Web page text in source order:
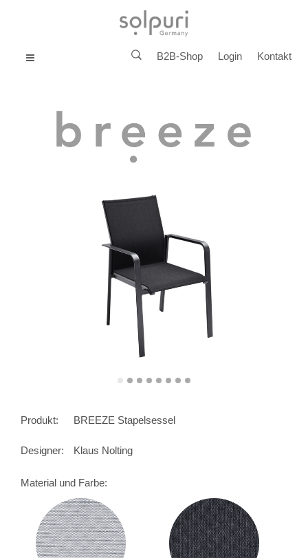
MENU B2B-Shop Login Kontakt
Produkt: BREEZE Stapelsessel
Designer: Klaus Nolting
Material und Farbe: